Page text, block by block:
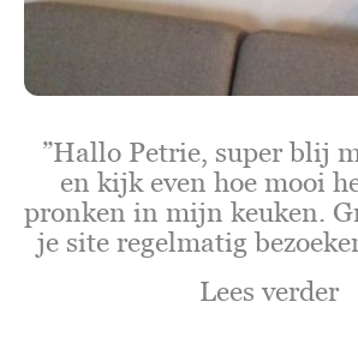
”Hallo Petrie, super blij
en kijk even hoe mooi
pronken in mijn keuken.
je site regelmatig
Lees verder